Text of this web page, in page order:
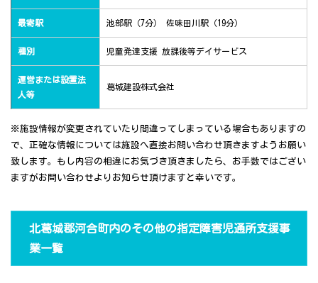
最寄駅 池部駅（7分） 佐味田川駅（19分）
種別 児童発達支援 放課後等デイサービス
運営または設置法
人等
葛城建設株式会社
※施設情報が変更されていたり間違ってしまっている場合もありますの
で、正確な情報については施設へ直接お問い合わせ頂きますようお願い
致します。もし内容の相違にお気づき頂きましたら、お手数ではござい
ますがお問い合わせよりお知らせ頂けますと幸いです。
北葛城郡河合町内のその他の指定障害児通所支援事
業一覧